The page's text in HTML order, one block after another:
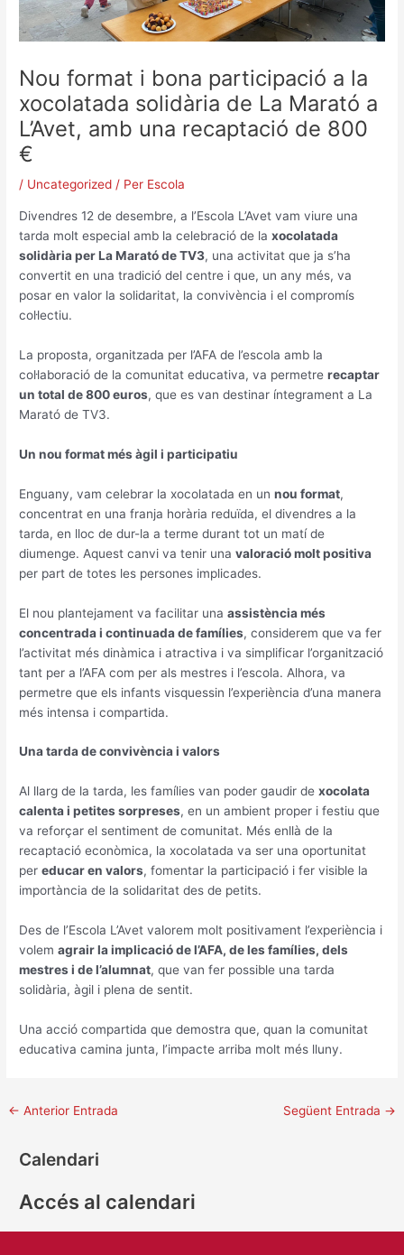
Nou format i bona participació a la
xocolatada solidària de La Marató a
L’Avet, amb una recaptació de 800
€
/ Uncategorized / Per Escola
Divendres 12 de desembre, a l’Escola L’Avet vam viure una
tarda molt especial amb la celebració de laxocolatada
solidària per La Marató de TV3, una activitat que ja s’ha
convertit en una tradició del centre i que, un any més, va
posar en valor la solidaritat, la convivència i el compromís
col·lectiu.
La proposta, organitzada per l’AFA de l’escola amb la
col·laboració de la comunitat educativa, va permetrerecaptar
un total de 800 euros, que es van destinar íntegrament a La
Marató de TV3.
Un nou format més àgil i participatiu
Enguany, vam celebrar la xocolatada en unnou format,
concentrat en una franja horària reduïda, el divendres a la
tarda, en lloc de dur-la a terme durant tot un matí de
diumenge. Aquest canvi va tenir unavaloració molt positiva
per part de totes les persones implicades.
El nou plantejament va facilitar unaassistència més
concentrada i continuada de famílies, considerem que va fer
l’activitat més dinàmica i atractiva i va simplificar l’organització
tant per a l’AFA com per als mestres i l’escola. Alhora, va
permetre que els infants visquessin l’experiència d’una manera
més intensa i compartida.
Una tarda de convivència i valors
Al llarg de la tarda, les famílies van poder gaudir dexocolata
calenta i petites sorpreses, en un ambient proper i festiu que
va reforçar el sentiment de comunitat. Més enllà de la
recaptació econòmica, la xocolatada va ser una oportunitat
pereducar en valors, fomentar la participació i fer visible la
importància de la solidaritat des de petits.
Des de l’Escola L’Avet valorem molt positivament l’experiència i
volemagrair la implicació de l’AFA, de les famílies, dels
mestres i de l’alumnat, que van fer possible una tarda
solidària, àgil i plena de sentit.
Una acció compartida que demostra que, quan la comunitat
educativa camina junta, l’impacte arriba molt més lluny.
← Anterior Entrada Següent Entrada →
Calendari
Accés al calendari